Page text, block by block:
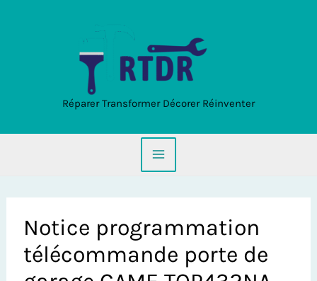
Réparer Transformer Décorer Réinventer
Notice programmation
télécommande porte de